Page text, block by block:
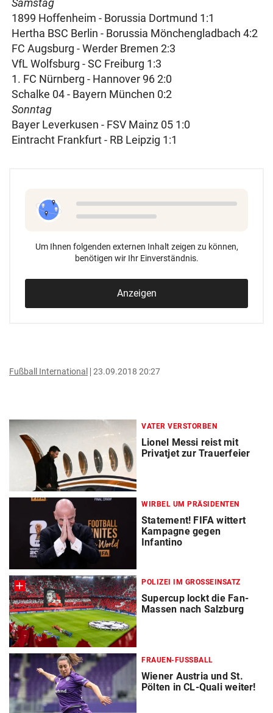
Samstag
1899 Hoffenheim - Borussia Dortmund 1:1
Hertha BSC Berlin - Borussia Mönchengladbach 4:2
FC Augsburg - Werder Bremen 2:3
VfL Wolfsburg - SC Freiburg 1:3
1. FC Nürnberg - Hannover 96 2:0
Schalke 04 - Bayern München 0:2
Sonntag
Bayer Leverkusen - FSV Mainz 05 1:0
Eintracht Frankfurt - RB Leipzig 1:1
Um Ihnen folgenden externen Inhalt zeigen zu können,
benötigen wir Ihr Einverständnis.
Anzeigen
Fußball International 23.09.2018 20:27
VATER VERSTORBEN
Lionel Messi reist mit
Privatjet zur Trauerfeier
WIRBEL UM PRÄSIDENTEN
Statement! FIFA wittert
Kampagne gegen
Infantino
POLIZEI IM GROSSEINSATZ
Supercup lockt die Fan-
Massen nach Salzburg
FRAUEN-FUSSBALL
Wiener Austria und St.
Pölten in CL-Quali weiter!